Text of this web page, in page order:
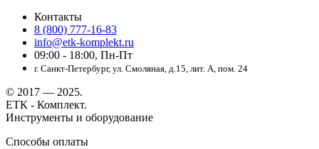
Контакты
8 (800) 777-16-83
info@etk-komplekt.ru
09:00 - 18:00, Пн-Пт
г. Санкт-Петербург, ул. Смоляная, д.15, лит. А, пом. 24
© 2017 — 2025.
ЕТК - Комплект.
Инструменты и оборудование
Способы оплаты